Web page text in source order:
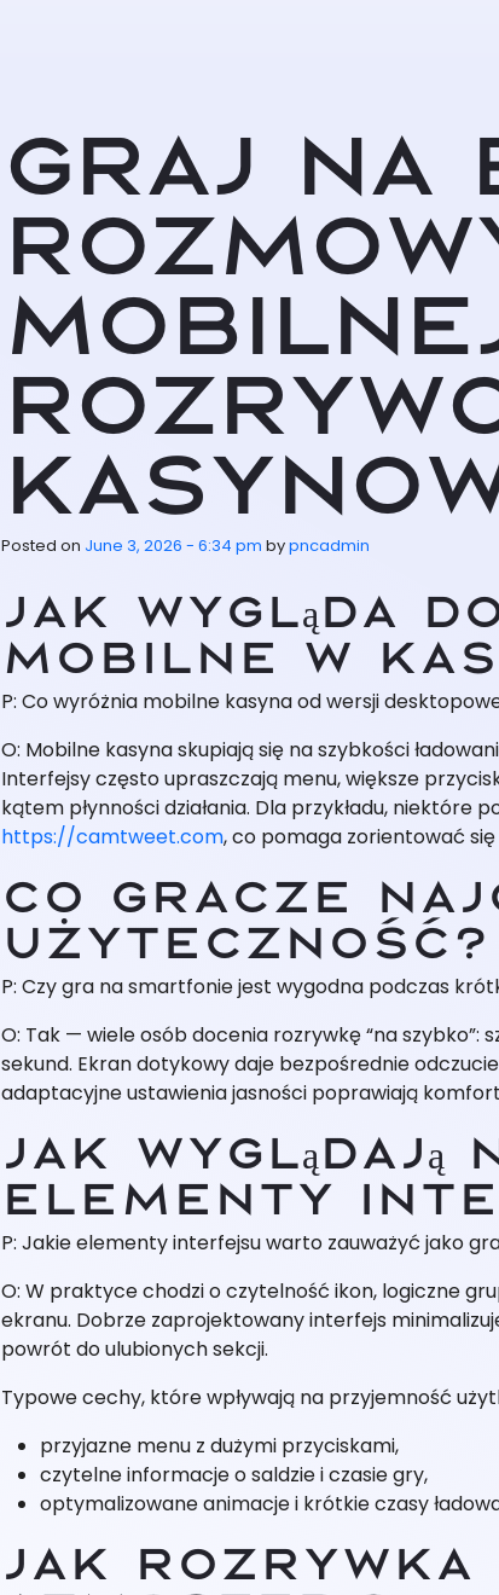
Graj na
Posted on June 3, 2026 - 6:34 pm bypncadmin
Jak wygląda
mobilne w
P: Co wyróżnia mobilne kasyna od wersji
O: Mobilne kasyna skupiają się na szybkości
Interfejsy często upraszczają menu, większe
kątem płynności działania. Dla przykładu,
https://camtweet.com, co pomaga zorientować
Co gracze
użyteczność?
P: Czy gra na smartfonie jest wygodna podczas
O: Tak — wiele osób docenia rozrywkę “na
sekund. Ekran dotykowy daje bezpośrednie
adaptacyjne ustawienia jasności poprawiają
Jak wyglądają
elementy
P: Jakie elementy interfejsu warto zauważyć jako
O: W praktyce chodzi o czytelność ikon, logiczne
ekranu. Dobrze zaprojektowany interfejs
powrót do ulubionych sekcji.
Typowe cechy, które wpływają na przyjemność
przyjazne menu z dużymi przyciskami,
czytelne informacje o saldzie i czasie gry,
optymalizowane animacje i krótkie czasy
Jak rozrywka